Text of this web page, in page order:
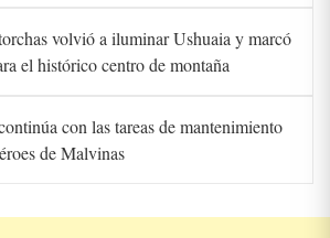
volvió a iluminar Ushuaia y marcó
el histórico centro de montaña
con las tareas de mantenimiento
de Malvinas